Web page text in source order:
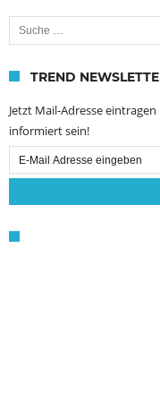
Suche nach:
TREND
Jetzt Mail-Adresse
informiert sein!
Email
Subscription